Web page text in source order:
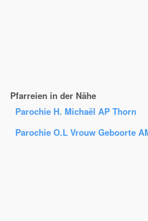
Pfarreien in der Nähe
Parochie H. Michaël AP Thorn
Parochie O.L Vrouw Geboorte